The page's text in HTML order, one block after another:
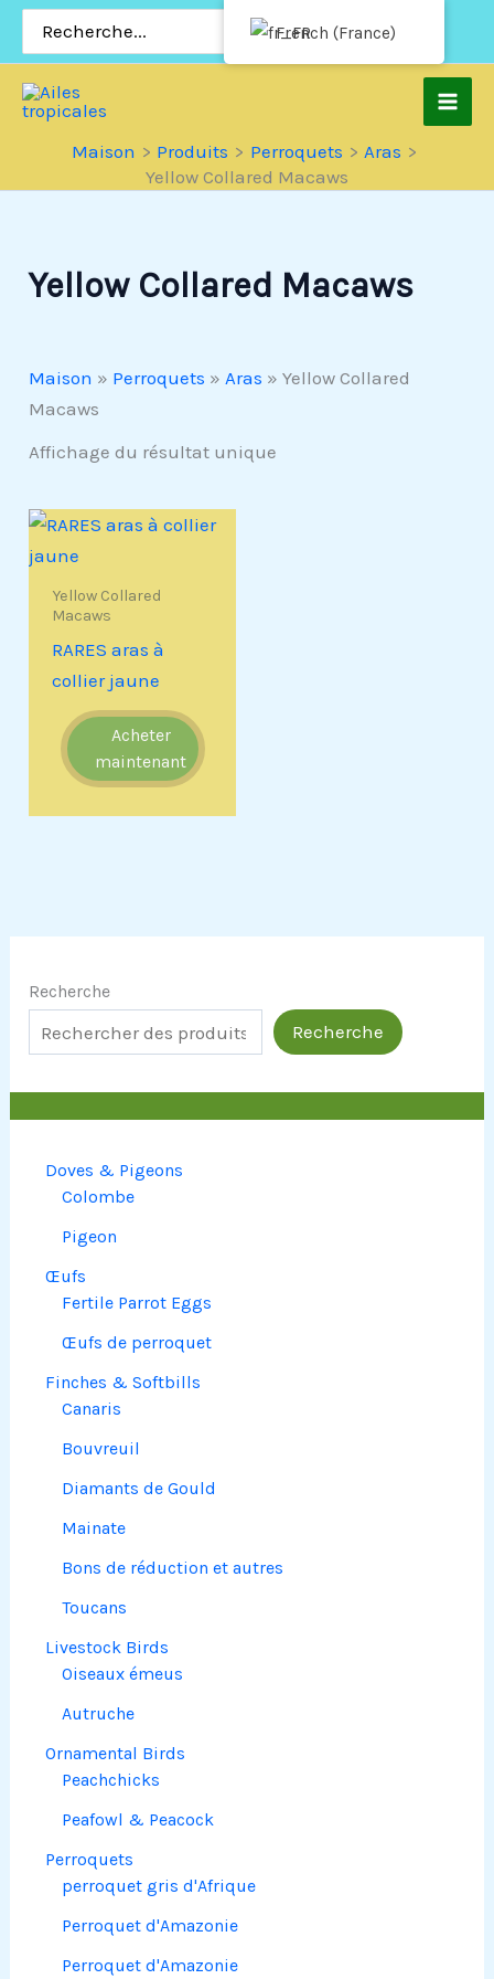
Passer
Maison Produits Perroquets
Aras
Yellow Collared Macaws
Recherche
Recherche
Doves & Pigeons
Colombe
Pigeon
Œufs
Fertile Parrot Eggs
Œufs de perroquet
Finches & Softbills
Canaris
Bouvreuil
Diamants de Gould
Mainate
Bons de réduction et autres
Toucans
Livestock Birds
Oiseaux émeus
Autruche
Ornamental Birds
Peachchicks
Peafowl & Peacock
Perroquets
perroquet gris d'Afrique
Perroquet d'Amazonie
Perroquet d'Amazonie
Yellow Collared Macaws
Maison » Perroquets »Aras »Yellow Collared
Macaws
Affichage du résultat unique
Yellow Collared
Macaws
RARES aras à
collier jaune
Acheter
maintenant
French (France)